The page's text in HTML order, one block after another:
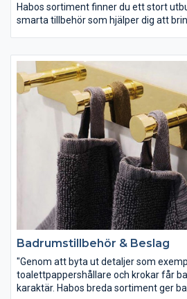
Habos sortiment finner du ett stort
smarta tillbehör som hjälper dig att
Badrumstillbehör & Beslag
"Genom att byta ut detaljer som
toalettpappershållare och krokar får
karaktär. Habos breda sortiment ger